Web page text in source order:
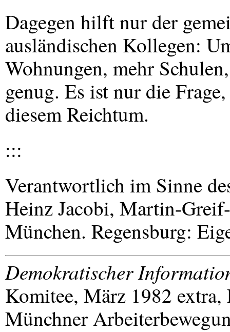
Dagegen hilft nur der
ausländischen Kollegen:
Wohnungen, mehr
genug. Es ist nur die
diesem Reichtum.
:::
Verantwortlich im Sinne
Heinz Jacobi, Martin-
München. Regensburg:
Demokratischer
Komitee, März 1982
Münchner